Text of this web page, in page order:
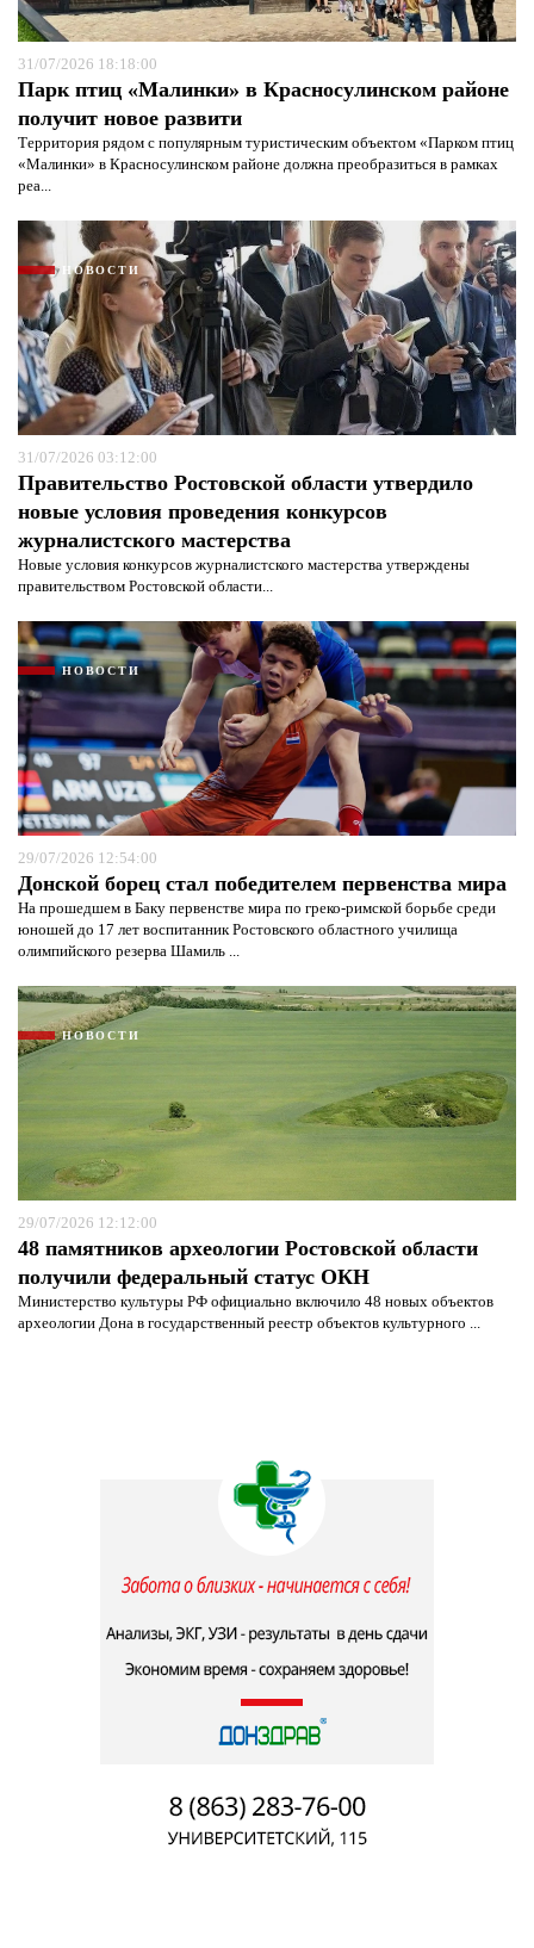
31/07/2026 18:18:00
Парк птиц «Малинки» в Красносулинском районе
получит новое развити
Территория рядом с популярным туристическим объектом «Парком птиц
«Малинки» в Красносулинском районе должна преобразиться в рамках
реа...
НОВОСТИ
31/07/2026 03:12:00
Правительство Ростовской области утвердило
новые условия проведения конкурсов
журналистского мастерства
Новые условия конкурсов журналистского мастерства утверждены
правительством Ростовской области...
НОВОСТИ
29/07/2026 12:54:00
Донской борец стал победителем первенства мира
На прошедшем в Баку первенстве мира по греко-римской борьбе среди
юношей до 17 лет воспитанник Ростовского областного училища
олимпийского резерва Шамиль ...
НОВОСТИ
29/07/2026 12:12:00
48 памятников археологии Ростовской области
получили федеральный статус ОКН
Министерство культуры РФ официально включило 48 новых объектов
археологии Дона в государственный реестр объектов культурного ...
защиты информации*
Я согласен с
защиты информации*